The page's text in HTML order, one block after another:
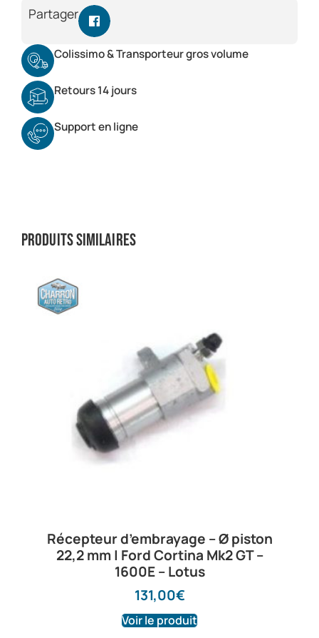
Partager
Colissimo & Transporteur gros volume
Retours 14 jours
Support en ligne
Produits similaires
Récepteur d’embrayage – Ø piston
22,2 mm | Ford Cortina Mk2 GT –
1600E – Lotus
131,00€
Voir le produit